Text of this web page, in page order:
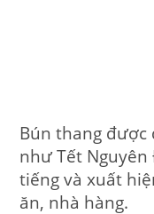
Bún thang được
như Tết
tiếng và xuất
ăn, nhà hàng.